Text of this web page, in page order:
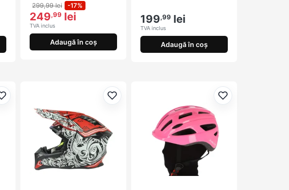
299,99 lei -17%
249,99 lei
TVA inclus
Adaugă în coș
199,99 lei
TVA inclus
Adaugă în coș
Adaugă la favorite Adaugă la favorite Adaugă la